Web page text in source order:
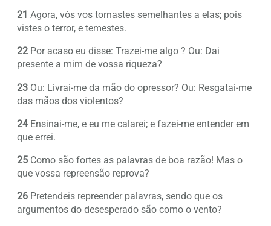
21 Agora, vós vos tornastes semelhantes a elas; pois
vistes o terror, e temestes.
22 Por acaso eu disse: Trazei-me algo ? Ou: Dai
presente a mim de vossa riqueza?
23 Ou: Livrai-me da mão do opressor? Ou: Resgatai-me
das mãos dos violentos?
24Ensinai-me, e eu me calarei; e fazei-me entender em
que errei.
25 Como são fortes as palavras de boa razão! Mas o
que vossa repreensão reprova?
26 Pretendeis repreender palavras, sendo que os
argumentos do desesperado são como o vento?